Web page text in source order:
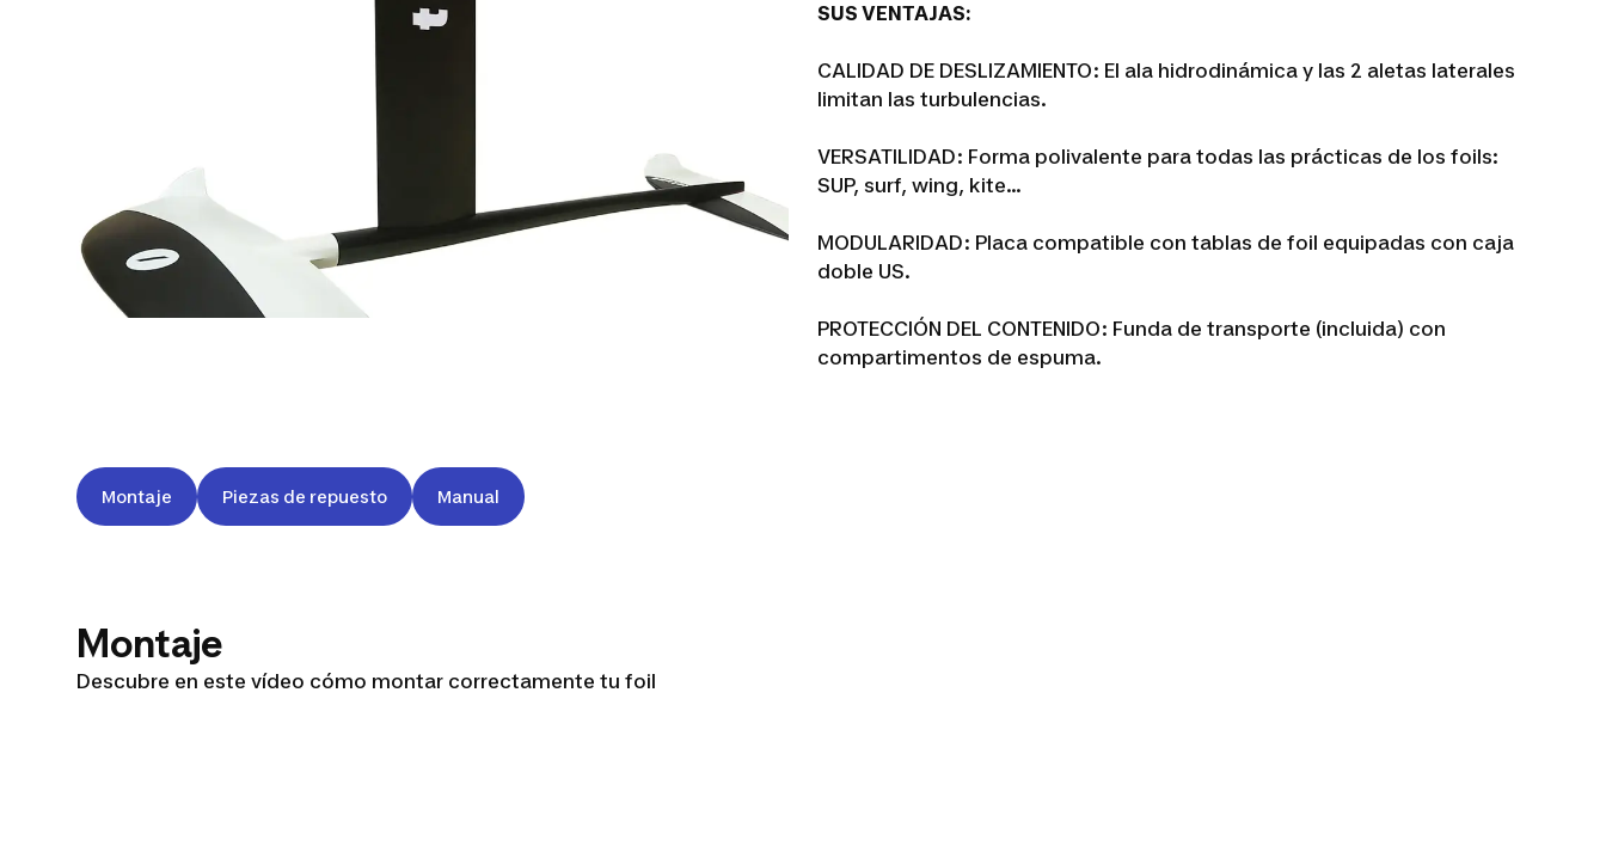
SUS VENTAJAS:
CALIDAD DE DESLIZAMIENTO: El ala hidrodinámica y las 2 aletas laterales
limitan las turbulencias.
VERSATILIDAD: Forma polivalente para todas las prácticas de los foils:
SUP, surf, wing, kite...
MODULARIDAD: Placa compatible con tablas de foil equipadas con caja
doble US.
PROTECCIÓN DEL CONTENIDO: Funda de transporte (incluida) con
compartimentos de espuma.
Montaje Piezas de repuesto Manual
Montaje
Descubre en este vídeo cómo montar correctamente tu foil